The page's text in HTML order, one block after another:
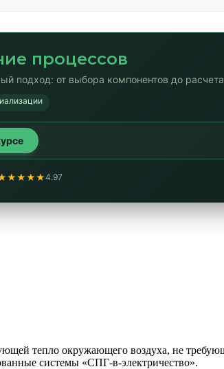
процессов
подход: от выбора компонентов до
4.97
тепло окружающего воздуха, не
системы «СПГ-в-электричество».